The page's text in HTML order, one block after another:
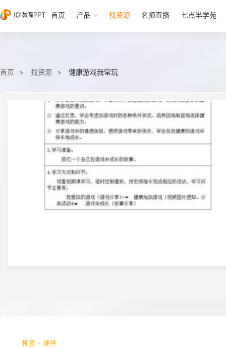
首页 产品 找资源 名师直播 七点半学苑
首页 找资源 健康游戏我常玩
预览 - 课件